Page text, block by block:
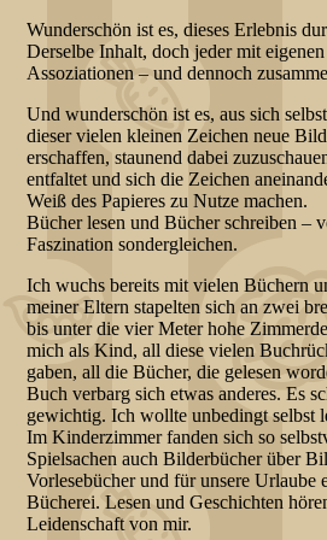
Wunderschön ist es, dieses Erlebnis
Derselbe Inhalt, doch jeder mit
Assoziationen – und dennoch
Und wunderschön ist es, aus sich
dieser vielen kleinen Zeichen neue
erschaffen, staunend dabei
entfaltet und sich die Zeichen
Weiß des Papieres zu Nutze machen.
Bücher lesen und Bücher schreiben –
Faszination sondergleichen.
Ich wuchs bereits mit vielen Büchern
meiner Eltern stapelten sich an zwei
bis unter die vier Meter hohe
mich als Kind, all diese vielen
gaben, all die Bücher, die gelesen
Buch verbarg sich etwas anderes. Es
gewichtig. Ich wollte unbedingt selbst
Im Kinderzimmer fanden sich so
Spielsachen auch Bilderbücher über
Vorlesebücher und für unsere Urlaube
Bücherei. Lesen und Geschichten
Leidenschaft von mir.